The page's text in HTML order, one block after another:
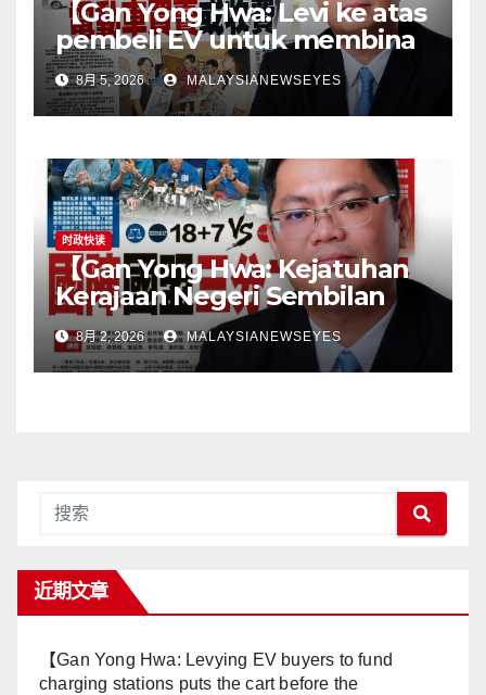
【Gan Yong Hwa: Levi ke atas
pembeli EV untuk membina
stesen pengecasan satu
langkah songsangKerajaan
perlu tangani kekangan
jangan pindahkan
tanggungjawab kepada
pengguna】
8月 5, 2026 MALAYSIANEWSEYES
时政快读
【Gan Yong Hwa: Kejatuhan
Kerajaan Negeri Sembilan
Adalah Undi Tidak Percaya
Terhadap Pentadbiran
Anwar Harga Barang
8月 2, 2026 MALAYSIANEWSEYES
近期文章
【Gan Yong Hwa: Levying EV buyers to fund
charging stations puts the cart before the